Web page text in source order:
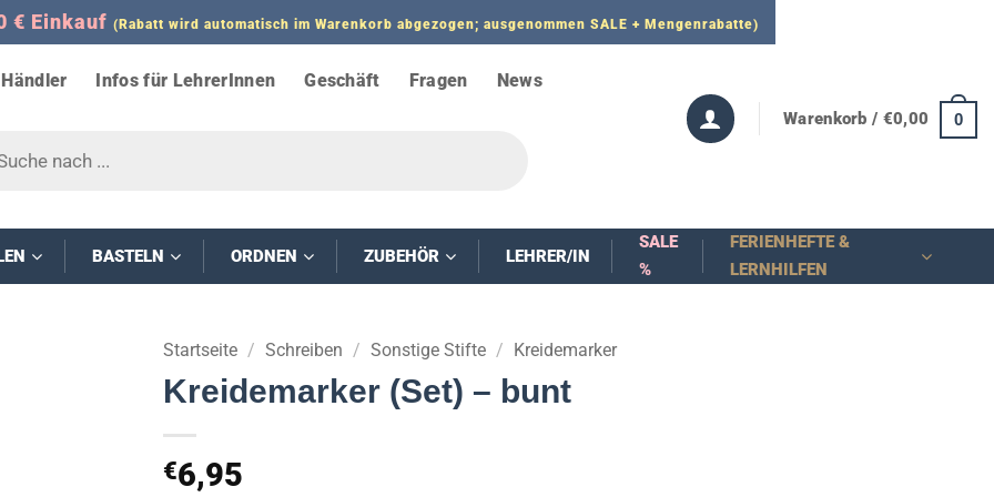
€ Einkauf (Rabatt wird automatisch im Warenkorb abgezogen; ausgenommen SALE + Mengenrabatte)
Händler Infos für LehrerInnen Geschäft Fragen News
Warenkorb / €0,00 0
BASTELN ORDNEN ZUBEHÖR LEHRER/IN
SALE
%
FERIENHEFTE &
LERNHILFEN
Startseite / Schreiben / Sonstige Stifte / Kreidemarker
Kreidemarker (Set) – bunt
€6,95